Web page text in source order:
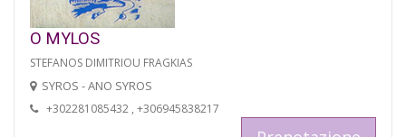
O MYLOS
STEFANOS DIMITRIOU FRAGKIAS
SYROS - ANO SYROS
+302281085432 , +306945838217